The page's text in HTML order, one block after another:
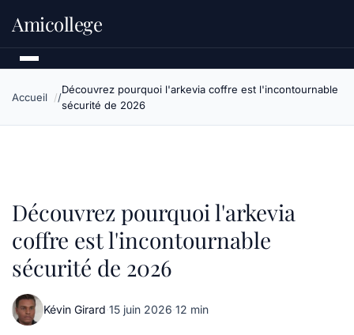
Amicollege
Accueil
Découvrez pourquoi l'arkevia coffre est l'incontournable
sécurité de 2026
Découvrez pourquoi l'arkevia
coffre est l'incontournable
sécurité de 2026
Kévin Girard·15 juin 2026·12 min